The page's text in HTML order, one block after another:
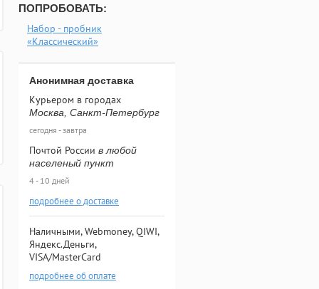
ПОПРОБОВАТЬ:
Набор - пробник
«Классический»
Анонимная доставка
Курьером в городах
Москва, Санкт-Петербург
сегодня - завтра
Почтой России в любой
населеный пункт
4 - 10 дней
подробнее о доставке
Наличными, Webmoney, QIWI,
Яндекс.Деньги,
VISA/MasterCard
подробнее об оплате